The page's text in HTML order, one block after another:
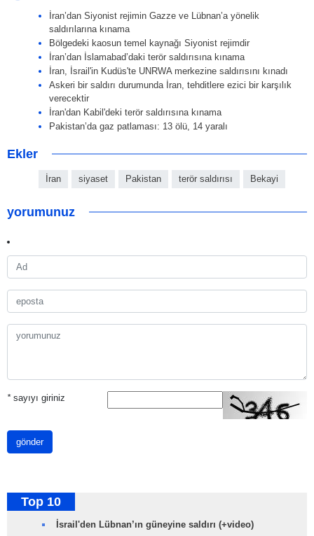
İran’dan Siyonist rejimin Gazze ve Lübnan’a yönelik
saldırılarına kınama
Bölgedeki kaosun temel kaynağı Siyonist rejimdir
İran’dan İslamabad’daki terör saldırısına kınama
İran, İsrail'in Kudüs'te UNRWA merkezine saldırısını kınadı
Askeri bir saldırı durumunda İran, tehditlere ezici bir karşılık
verecektir
İran'dan Kabil'deki terör saldırısına kınama
Pakistan’da gaz patlaması: 13 ölü, 14 yaralı
Ekler
İran siyaset Pakistan terör saldırısı Bekayi
yorumunuz
*sayıyı giriniz
gönder
Top 10
İsrail'den Lübnan’ın güneyine saldırı (+video)